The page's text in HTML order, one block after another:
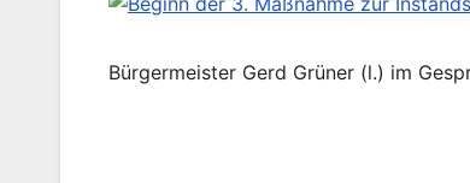
Bürgermeister Gerd Grüner (l.) im